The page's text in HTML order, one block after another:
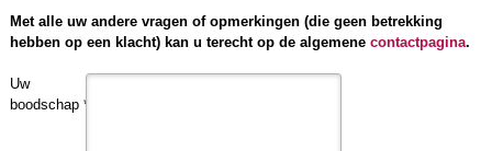
Met alle uw andere vragen of opmerkingen (die geen betrekking
hebben op een klacht) kan u terecht op de algemene contactpagina.
Uw
boodschap *